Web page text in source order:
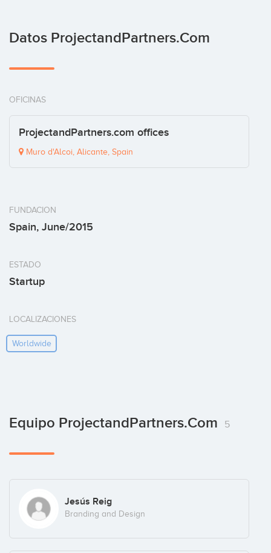
Datos ProjectandPartners.com
OFICINAS
ProjectandPartners.com offices
Muro d'Alcoi, Alicante, Spain
FUNDACION
Spain, June/2015
ESTADO
Startup
LOCALIZACIONES
Worldwide
Equipo ProjectandPartners.com 5
Jesús Reig
Branding and Design